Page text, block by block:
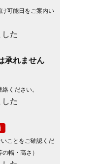
た
可能日をご案内い
承れません
た
ください。
ことをご確認くだ
幅・高さ）